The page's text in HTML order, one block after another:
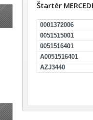
Štartér
0001372006
0051515001
0051516401
A0051516401
AZJ3440